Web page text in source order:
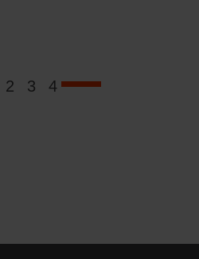
2 3 4